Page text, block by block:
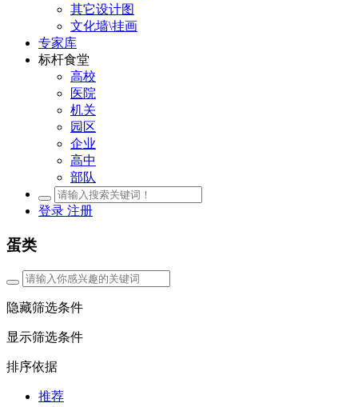
其它设计图
文化墙\挂画
专家库
标杆食堂
高校
医院
机关
园区
企业
高中
部队
登录 注册
蛋类
隐藏筛选条件
显示筛选条件
排序依据
推荐